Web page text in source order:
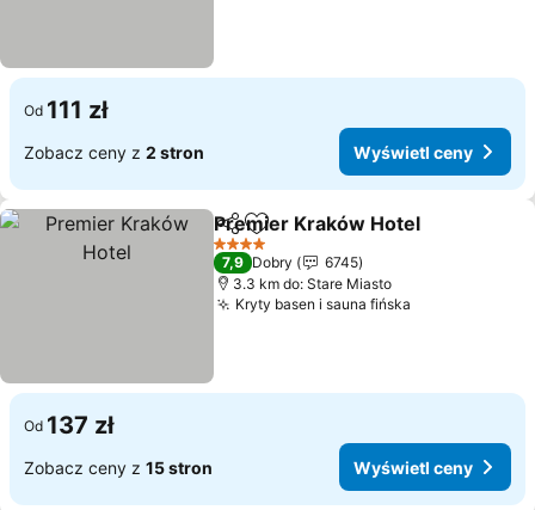
Od 111 zł
Zobacz ceny z 2 stron Wyświetl ceny
Udostępnij
Dodaj do ulubionych
Premier Kraków Hotel
4 Kategoria
7,9 Dobry
6745
3.3 km do: Stare Miasto
Kryty basen i sauna fińska
Od 137 zł
Zobacz ceny z 15 stron Wyświetl ceny